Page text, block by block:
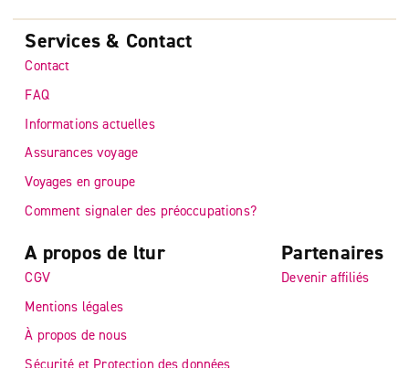
Services & Contact
Contact
FAQ
Informations actuelles
Assurances voyage
Voyages en groupe
A propos de ltur
CGV
Mentions légales
À propos de nous
Partenaires